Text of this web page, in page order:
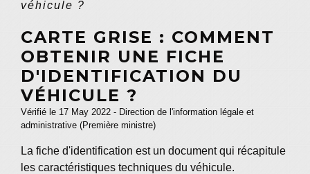
véhicule ?
CARTE GRISE : COMMENT
OBTENIR UNE FICHE
D'IDENTIFICATION DU
VÉHICULE ?
Vérifié le 17 May 2022 - Direction de l'information légale et
administrative (Première ministre)
La fiche d'identification est un document qui récapitule
les caractéristiques techniques du véhicule.